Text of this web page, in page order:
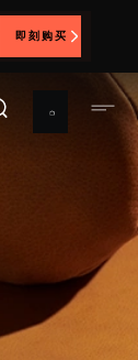
即刻购买